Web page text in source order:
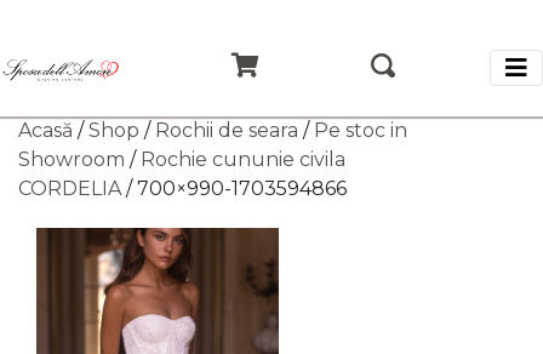
Acasă /Shop / Rochii de seara / Pe stoc in
Showroom / Rochie cununie civila
CORDELIA/ 700×990-1703594866